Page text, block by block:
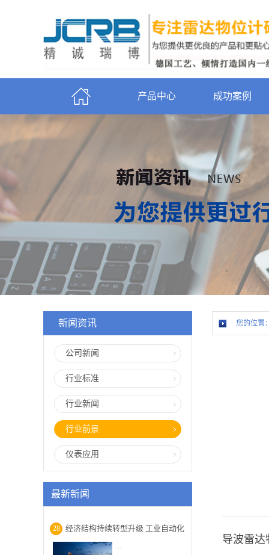
产品中心 成功案例
新闻资讯
公司新闻
行业标准
行业新闻
行业前景
仪表应用
最新新闻
28 经济结构持续转型升级 工业自动化
仪表需求不断增长
...
您的位置
导波雷达